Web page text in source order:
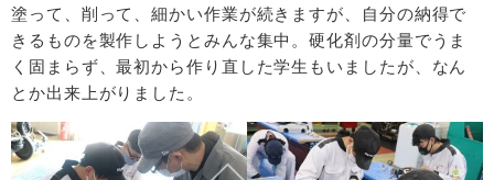
塗って、削って、細かい作業が続きますが、自分の納得で
きるものを製作しようとみんな集中。硬化剤の分量でうま
く固まらず、最初から作り直した学生もいましたが、なん
とか出来上がりました。